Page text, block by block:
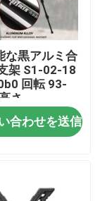
な黒アルミ合
架 S1-02-18
回転 93-
さ
合わせを送信